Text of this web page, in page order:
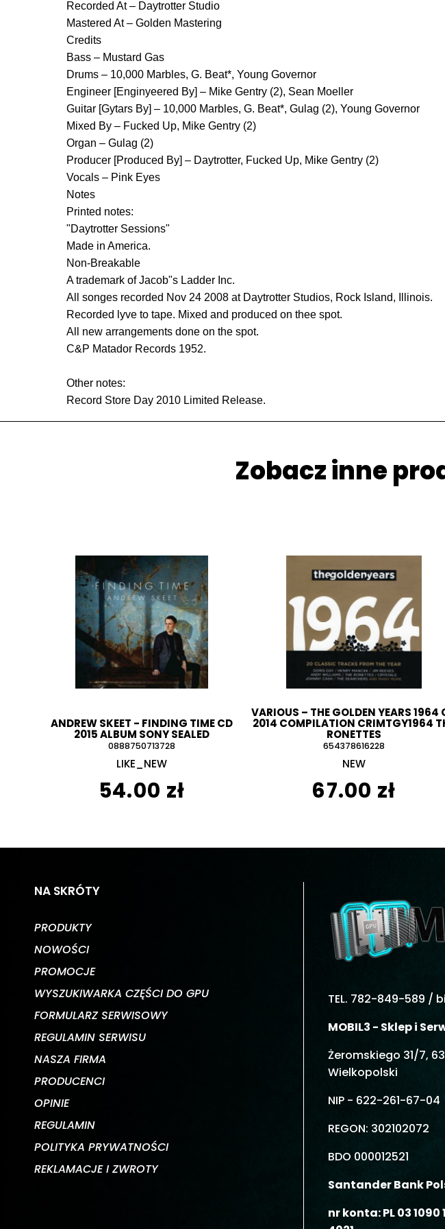
Recorded At – Daytrotter Studio
Mastered At – Golden Mastering
Credits
Bass – Mustard Gas
Drums – 10,000 Marbles, G. Beat*, Young Governor
Engineer [Enginyeered By] – Mike Gentry (2), Sean Moeller
Guitar [Gytars By] – 10,000 Marbles, G. Beat*, Gulag (2), Young Governor
Mixed By – Fucked Up, Mike Gentry (2)
Organ – Gulag (2)
Producer [Produced By] – Daytrotter, Fucked Up, Mike Gentry (2)
Vocals – Pink Eyes
Notes
Printed notes:
"Daytrotter Sessions"
Made in America.
Non-Breakable
A trademark of Jacob"s Ladder Inc.
All songes recorded Nov 24 2008 at Daytrotter Studios, Rock Island, Illinois.
Recorded lyve to tape. Mixed and produced on thee spot.
All new arrangements done on the spot.
C&P Matador Records 1952.
Other notes:
Record Store Day 2010 Limited Release.
Zobacz inne
ANDREW SKEET - FINDING TIME CD
2015 ALBUM SONY SEALED
0888750713728
LIKE_NEW
54.00 zł
VARIOUS ‎– THE GOLDEN YEARS 1964
2014 COMPILATION CRIMTGY1964
RONETTES
654378616228
NEW
67.00 zł
NA SKRÓTY
PRODUKTY
NOWOŚCI
PROMOCJE
WYSZUKIWARKA CZĘŚCI DO GPU
FORMULARZ SERWISOWY
REGULAMIN SERWISU
NASZA FIRMA
PRODUCENCI
OPINIE
REGULAMIN
POLITYKA PRYWATNOŚCI
REKLAMACJE I ZWROTY
TEL. 782-849-589 /
MOBIL3 - Sklep i
Żeromskiego 31/7,
Wielkopolski
NIP - 622-261-67-04
REGON: 302102072
BDO 000012521
Santander Bank
nr konta: PL 03 1090